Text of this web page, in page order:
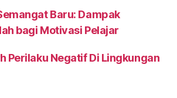
Baru: Dampak
bagi Motivasi Pelajar
Perilaku Negatif Di Lingkungan